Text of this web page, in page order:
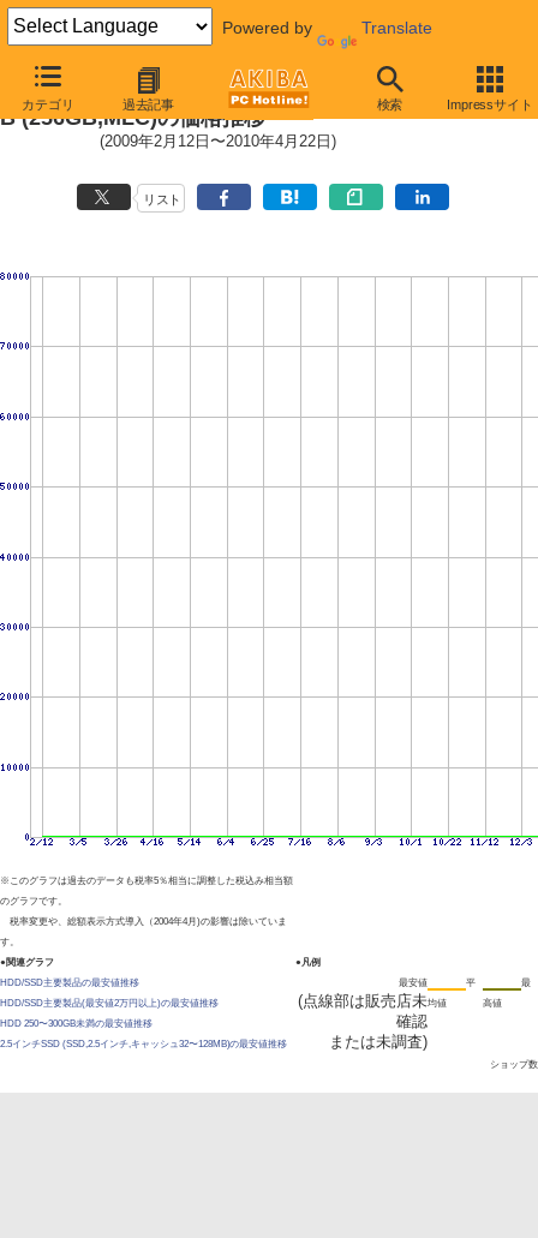
Powered by Translate
カテゴリ 過去記事 検索 Impressサイト
2.5インチ ミドルクラスSSD 256G
B (256GB,MLC)の価格推移
(2009年2月12日〜2010年4月22日)
リスト
※このグラフは過去のデータも税率5％相当に調整した税込み相当額
のグラフです。
税率変更や、総額表示方式導入（2004年4月)の影響は除いていま
す。
●関連グラフ
HDD/SSD主要製品の最安値推移
HDD/SSD主要製品(最安値2万円以上)の最安値推移
HDD 250〜300GB未満の最安値推移
2.5インチSSD (SSD,2.5インチ,キャッシュ32〜128MB)の最安値推移
●凡例
最安値
(点線部は販売店未
確認
または未調査)
平
均値
最
高値
ショップ数